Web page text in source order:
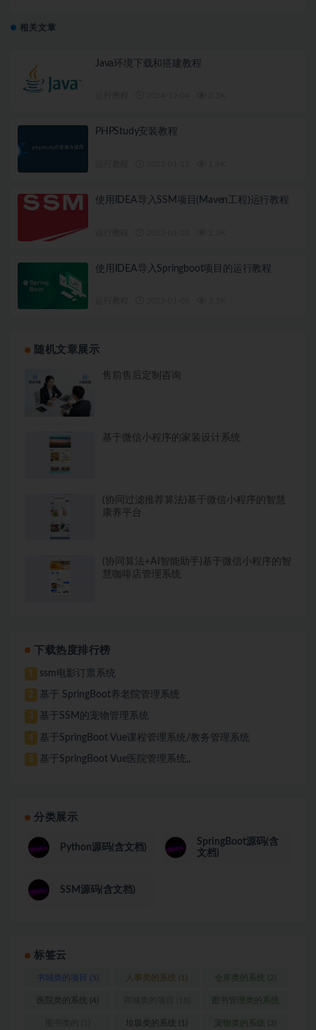
相关文章
Java环境下载和搭建教程
PHPStudy安装教程
使用IDEA导入SSM项目(Maven工程)运行教程
使用IDEA导入Springboot项目的运行教程
随机文章展示
售前售后定制咨询
基于微信小程序的家装设计系统
(协同过滤推荐算法)基于微信小程序的智慧
康养平台
(协同算法+AI智能助手)基于微信小程序的智
慧咖啡店管理系统
下载热度排行榜
1 ssm电影订票系统
2 基于 SpringBoot养老院管理系统
3 基于SSM的宠物管理系统
4 基于SpringBoot Vue课程管理系统/教务管理系统
5 基于SpringBoot Vue医院管理系统,,
分类展示
Python源码(含文档)
SpringBoot源码(含
文档)
SSM源码(含文档)
标签云
书城类的项目 (5) 人事类的系统 (1) 仓库类的系统 (2)
医院类的系统 (4) 图书管理类的系统
(1)
垃圾类的系统 (1) 宠物类的系统 (3)